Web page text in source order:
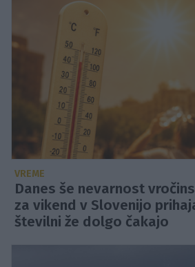
VREME
Danes še nevarnost
za vikend v Slovenijo
številni že dolgo čakajo